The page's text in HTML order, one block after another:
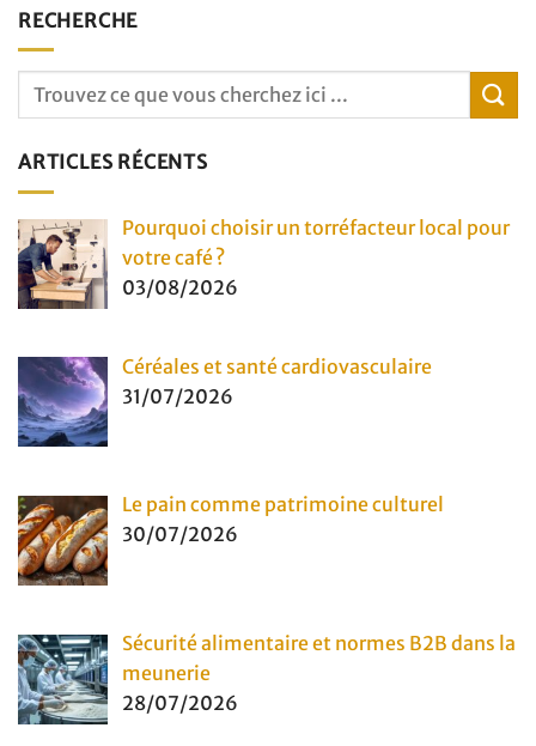
RECHERCHE
ARTICLES RÉCENTS
Pourquoi choisir un torréfacteur local pour
votre café ?
03/08/2026
Céréales et santé cardiovasculaire
31/07/2026
Le pain comme patrimoine culturel
30/07/2026
Sécurité alimentaire et normes B2B dans la
meunerie
28/07/2026